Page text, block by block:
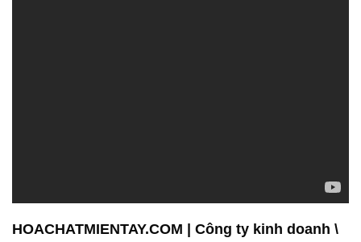
HOACHATMIENTAY.COM | Công ty kinh doanh \